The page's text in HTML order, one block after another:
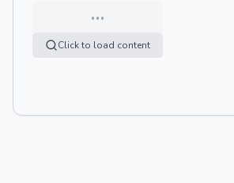
…
Click to load content